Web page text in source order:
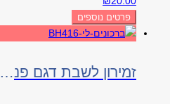
פרטים נוספים
זמירון לשבת דגם פנינה